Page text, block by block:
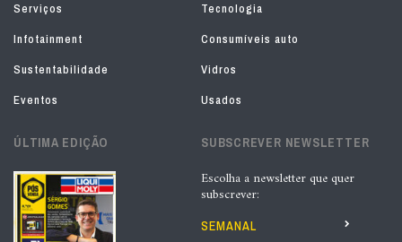
Serviços
Tecnologia
Infotainment
Consumíveis auto
Sustentabilidade
Vidros
Eventos
Usados
ÚLTIMA EDIÇÃO SUBSCREVER NEWSLETTER
Escolha a newsletter que quer
subscrever:
SEMANAL